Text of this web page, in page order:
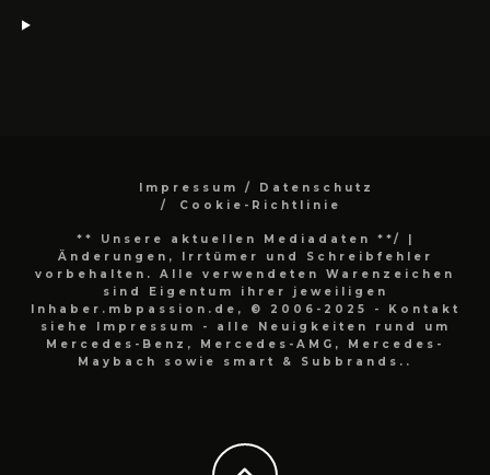
Impressum / Datenschutz
Cookie-Richtlinie
** Unsere aktuellen Mediadaten **/
|
Änderungen, Irrtümer und Schreibfehler
vorbehalten. Alle verwendeten Warenzeichen
sind Eigentum ihrer jeweiligen
Inhaber.mbpassion.de, © 2006-2025 - Kontakt
siehe Impressum - alle Neuigkeiten rund um
Mercedes-Benz, Mercedes-AMG, Mercedes-
Maybach sowie smart & Subbrands..